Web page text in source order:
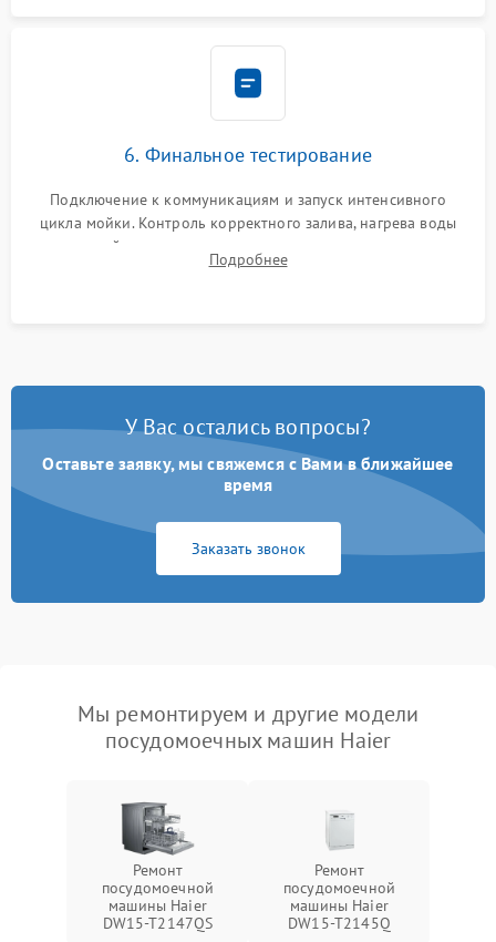
6. Финальное тестирование
Подключение к коммуникациям и запуск интенсивного
цикла мойки. Контроль корректного залива, нагрева воды
до нужной температуры, отсутствия посторонних шумов,
штатного слива и абсолютной сухости в поддоне.
Подробнее
У Вас остались вопросы?
Оставьте заявку, мы свяжемся с Вами в ближайшее
время
Заказать звонок
Мы ремонтируем и другие модели
посудомоечных машин Haier
Ремонт
посудомоечной
машины Haier
DW15-T2147QS
Ремонт
посудомоечной
машины Haier
DW15-T2145Q